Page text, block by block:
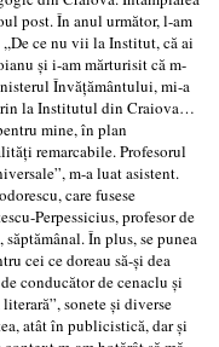
post. În anul următor, l-am
ce nu vii la Institut, că ai
şi i-am mărturisit că m-
Învăţământului, mi-a
la Institutul din Craiova…
mine, în plan
remarcabile. Profesorul
m-a luat asistent.
care fusese
Perpessicius, profesor de
În plus, se punea
cei ce doreau să-şi dea
conducător de cenaclu şi
sonete şi diverse
atât în publicistică, dar şi